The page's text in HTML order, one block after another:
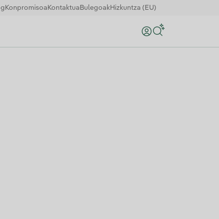
Konpromisoa Kontaktua BulegoakHizkuntza (EU)
Bilatu